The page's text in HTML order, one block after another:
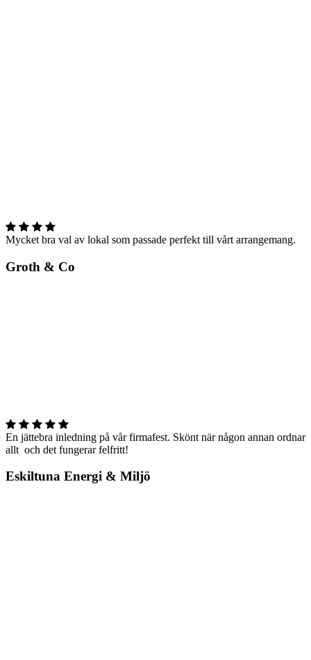
Mycket bra val av lokal som passade perfekt till vårt arrangemang.
Groth & Co
En jättebra inledning på vår firmafest. Skönt när någon annan ordnar
allt och det fungerar felfritt!
Eskiltuna Energi & Miljö